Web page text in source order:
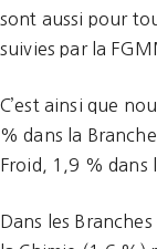
sont aussi pour
suivies par la
C’est ainsi que
% dans la
Froid, 1,9 % dans
Dans les